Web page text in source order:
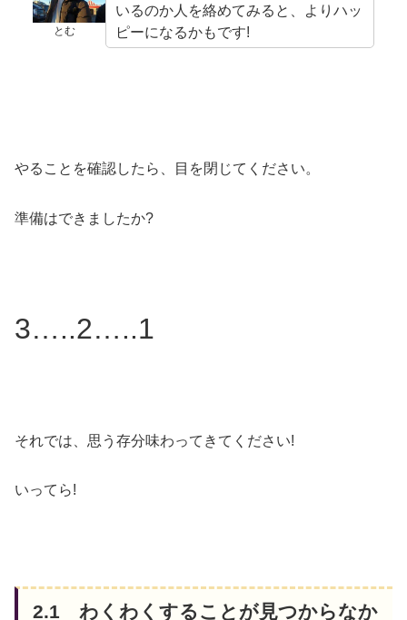
とむ
いるのか人を絡めてみると、よりハッ
ピーになるかもです!
やることを確認したら、目を閉じてください。
準備はできましたか?
3…..2…..1
それでは、思う存分味わってきてください!
いってら!
2.1 わくわくすることが見つからなか